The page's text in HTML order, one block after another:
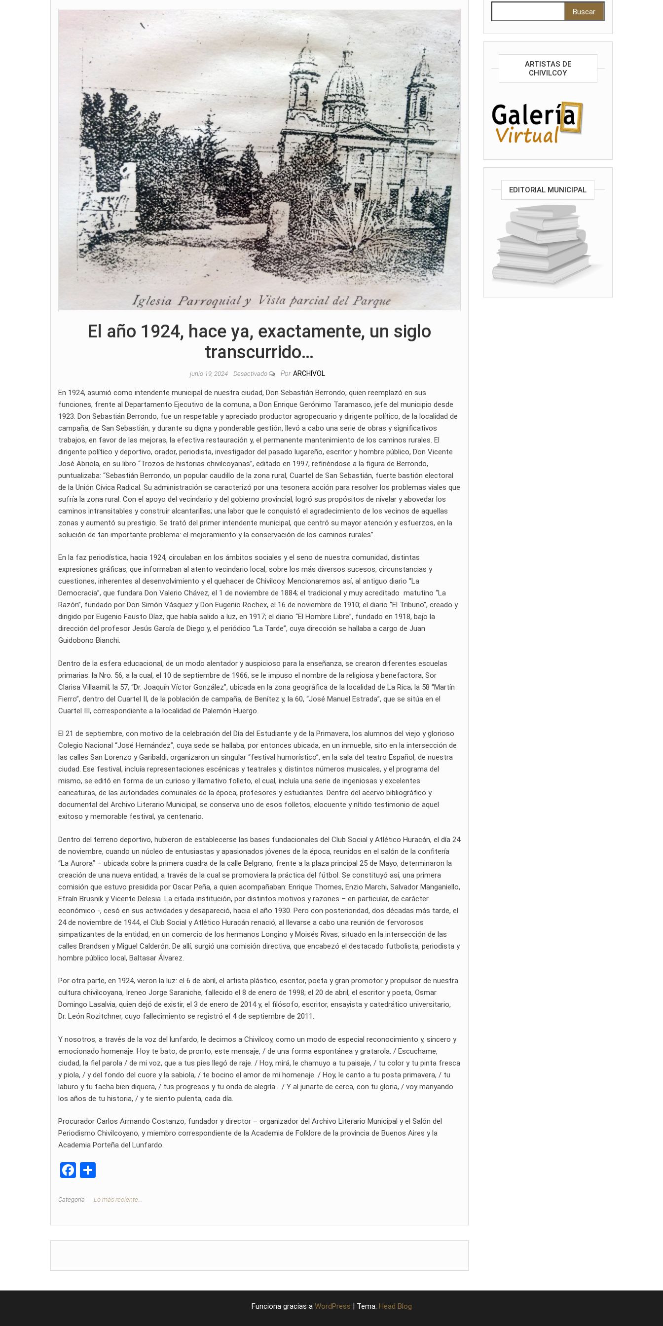
El año 1924, hace ya, exactamente, un siglo
transcurrido…
junio 19, 2024 Desactivado Por ARCHIVOL
En 1924, asumió como intendente municipal de nuestra ciudad, Don Sebastián Berrondo, quien reemplazó en sus
funciones, frente al Departamento Ejecutivo de la comuna, a Don Enrique Gerónimo Taramasco, jefe del municipio desde
1923. Don Sebastián Berrondo, fue un respetable y apreciado productor agropecuario y dirigente político, de la localidad de
campaña, de San Sebastián, y durante su digna y ponderable gestión, llevó a cabo una serie de obras y significativos
trabajos, en favor de las mejoras, la efectiva restauración y, el permanente mantenimiento de los caminos rurales. El
dirigente político y deportivo, orador, periodista, investigador del pasado lugareño, escritor y hombre público, Don Vicente
José Abriola, en su libro “Trozos de historias chivilcoyanas”, editado en 1997, refiriéndose a la figura de Berrondo,
puntualizaba: “Sebastián Berrondo, un popular caudillo de la zona rural, Cuartel de San Sebastián, fuerte bastión electoral
de la Unión Cívica Radical. Su administración se caracterizó por una tesonera acción para resolver los problemas viales que
sufría la zona rural. Con el apoyo del vecindario y del gobierno provincial, logró sus propósitos de nivelar y abovedar los
caminos intransitables y construir alcantarillas; una labor que le conquistó el agradecimiento de los vecinos de aquellas
zonas y aumentó su prestigio. Se trató del primer intendente municipal, que centró su mayor atención y esfuerzos, en la
solución de tan importante problema: el mejoramiento y la conservación de los caminos rurales”.
En la faz periodística, hacia 1924, circulaban en los ámbitos sociales y el seno de nuestra comunidad, distintas
expresiones gráficas, que informaban al atento vecindario local, sobre los más diversos sucesos, circunstancias y
cuestiones, inherentes al desenvolvimiento y el quehacer de Chivilcoy. Mencionaremos así, al antiguo diario “La
Democracia”, que fundara Don Valerio Chávez, el 1 de noviembre de 1884; el tradicional y muy acreditado matutino “La
Razón”, fundado por Don Simón Vásquez y Don Eugenio Rochex, el 16 de noviembre de 1910; el diario “El Tribuno”, creado y
dirigido por Eugenio Fausto Díaz, que había salido a luz, en 1917; el diario “El Hombre Libre”, fundado en 1918, bajo la
dirección del profesor Jesús García de Diego y, el periódico “La Tarde”, cuya dirección se hallaba a cargo de Juan
Guidobono Bianchi.
Dentro de la esfera educacional, de un modo alentador y auspicioso para la enseñanza, se crearon diferentes escuelas
primarias: la Nro. 56, a la cual, el 10 de septiembre de 1966, se le impuso el nombre de la religiosa y benefactora, Sor
Clarisa Villaamil; la 57, “Dr. Joaquín Víctor González”, ubicada en la zona geográfica de la localidad de La Rica; la 58 “Martín
Fierro”, dentro del Cuartel II, de la población de campaña, de Benítez y, la 60, “José Manuel Estrada”, que se sitúa en el
Cuartel III, correspondiente a la localidad de Palemón Huergo.
El 21 de septiembre, con motivo de la celebración del Día del Estudiante y de la Primavera, los alumnos del viejo y glorioso
Colegio Nacional “José Hernández”, cuya sede se hallaba, por entonces ubicada, en un inmueble, sito en la intersección de
las calles San Lorenzo y Garibaldi, organizaron un singular “festival humorístico”, en la sala del teatro Español, de nuestra
ciudad. Ese festival, incluía representaciones escénicas y teatrales y, distintos números musicales, y el programa del
mismo, se editó en forma de un curioso y llamativo folleto, el cual, incluía una serie de ingeniosas y excelentes
caricaturas, de las autoridades comunales de la época, profesores y estudiantes. Dentro del acervo bibliográfico y
documental del Archivo Literario Municipal, se conserva uno de esos folletos; elocuente y nítido testimonio de aquel
exitoso y memorable festival, ya centenario.
Dentro del terreno deportivo, hubieron de establecerse las bases fundacionales del Club Social y Atlético Huracán, el día 24
de noviembre, cuando un núcleo de entusiastas y apasionados jóvenes de la época, reunidos en el salón de la confitería
“La Aurora” – ubicada sobre la primera cuadra de la calle Belgrano, frente a la plaza principal 25 de Mayo, determinaron la
creación de una nueva entidad, a través de la cual se promoviera la práctica del fútbol. Se constituyó así, una primera
comisión que estuvo presidida por Oscar Peña, a quien acompañaban: Enrique Thomes, Enzio Marchi, Salvador Manganiello,
Efraín Brusnik y Vicente Delesia. La citada institución, por distintos motivos y razones – en particular, de carácter
económico -, cesó en sus actividades y desapareció, hacia el año 1930. Pero con posterioridad, dos décadas más tarde, el
24 de noviembre de 1944, el Club Social y Atlético Huracán renació, al llevarse a cabo una reunión de fervorosos
simpatizantes de la entidad, en un comercio de los hermanos Longino y Moisés Rivas, situado en la intersección de las
calles Brandsen y Miguel Calderón. De allí, surgió una comisión directiva, que encabezó el destacado futbolista, periodista y
hombre público local, Baltasar Álvarez.
Por otra parte, en 1924, vieron la luz: el 6 de abril, el artista plástico, escritor, poeta y gran promotor y propulsor de nuestra
cultura chivilcoyana, Ireneo Jorge Saraniche, fallecido el 8 de enero de 1998; el 20 de abril, el escritor y poeta, Osmar
Domingo Lasalvia, quien dejó de existir, el 3 de enero de 2014 y, el filósofo, escritor, ensayista y catedrático universitario,
Dr. León Rozitchner, cuyo fallecimiento se registró el 4 de septiembre de 2011.
Y nosotros, a través de la voz del lunfardo, le decimos a Chivilcoy, como un modo de especial reconocimiento y, sincero y
emocionado homenaje: Hoy te bato, de pronto, este mensaje, / de una forma espontánea y gratarola. / Escuchame,
ciudad, la fiel parola / de mi voz, que a tus pies llegó de raje. / Hoy, mirá, le chamuyo a tu paisaje, / tu color y tu pinta fresca
y piola, / y del fondo del cuore y la sabiola, / te bocino el amor de mi homenaje. / Hoy, le canto a tu posta primavera, / tu
laburo y tu facha bien diquera, / tus progresos y tu onda de alegría… / Y al junarte de cerca, con tu gloria, / voy manyando
los años de tu historia, / y te siento pulenta, cada día.
Procurador Carlos Armando Costanzo, fundador y director – organizador del Archivo Literario Municipal y el Salón del
Periodismo Chivilcoyano, y miembro correspondiente de la Academia de Folklore de la provincia de Buenos Aires y la
Academia Porteña del Lunfardo.
F
ce
m
Categoría Lo más reciente...
ARTISTAS DE
CHIVILCOY
EDITORIAL MUNICIPAL
Funciona gracias a WordPress | Tema: Head Blog